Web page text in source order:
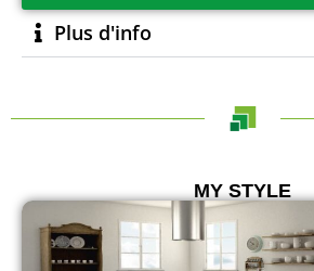
Plus d'info
MY STYLE